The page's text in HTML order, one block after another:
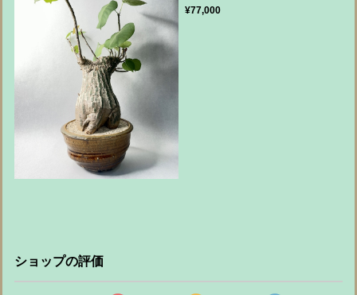
¥77,000
ショップの評価